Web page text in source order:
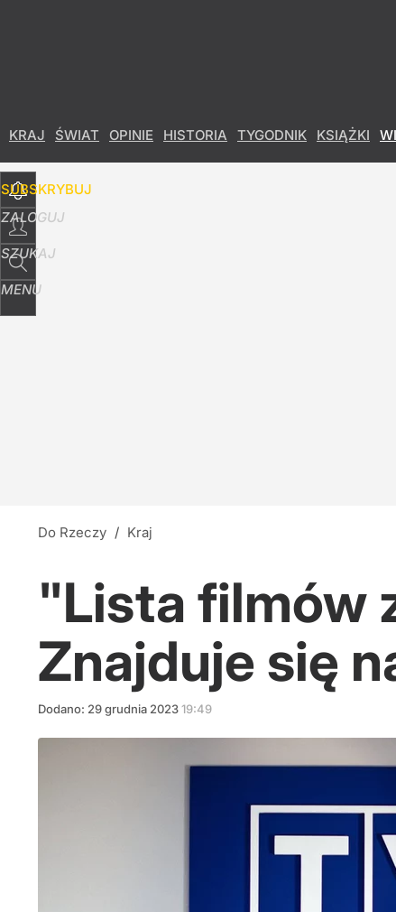
KRAJ ŚWIAT OPINIE HISTORIA TYGODNIK KSIĄŻKI
SUBSKRYBUJ
ZALOGUJ
SZUKAJ
MENU
Do Rzeczy / Kraj
"Lista filmów
Znajduje się
Dodano: 29grudnia 202319:49